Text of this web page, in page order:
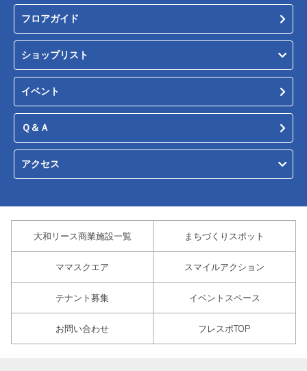
フロアガイド
ショップリスト
イベント
Ｑ＆Ａ
アクセス
大和リース商業施設一覧 まちづくりスポット
ママスクエア スマイルアクション
テナント募集 イベントスペース
お問い合わせ フレスポTOP